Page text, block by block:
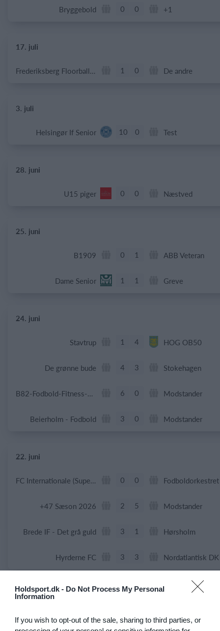
Holdsport.dk - Do Not Process My Personal
Information
If you wish to opt-out of the sale, sharing to third parties, or
Bryggebold 0 0 +1
17. juli
Frederiksberg Floorball Fighters 1 0 De andre
3. juli
Helsingør If Senior 10 0 Test
28. juni
U15 piger 0 0 Næstved
25. juni
B1909 0 1 ABB Veteran
Dame Senior 1 1 Greve
24. juni
Stavtrup 1 4 HOG OB50
De grønne bude 4 3 Stokehagen
B82-Fodbold-Fitness-U50 6 0 Modstander
Beierholm - Fodbold 3 0 Modstander
22. juni
FC Internationale (Superveteran) 0 0 Fodboldorkestret
+47 Sæson 2026 2 5 Modstander
Brede IF - Det grå guld 3 1 Hørsholm
Hyrderne FC 3 3 Nordatlantisk DK
21. juni
BIF/ØHIK 7 0 Tranum GF